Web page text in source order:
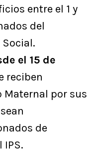
entre el 1 y
del
el 15 de
reciben
Maternal por sus
de